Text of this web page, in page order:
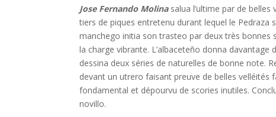
Jose Fernando Molinasalua l’ultime par de belles
tiers de piques entretenu durant lequel le Pedraza
manchego initia son trasteo par deux très
la charge vibrante. L’albaceteño donna
dessina deux séries de naturelles de bonne note.
devant un utrero faisant preuve de belles velléités
fondamental et dépourvu de scories inutiles.
novillo.